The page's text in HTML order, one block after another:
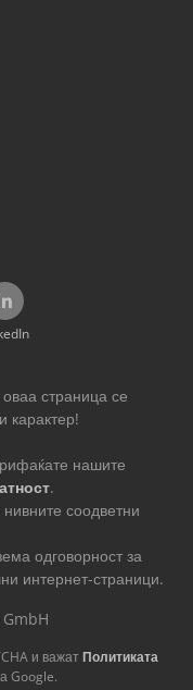
страница се
карактер!
нашите
.
соодветни
одговорност за
интернет-страници.
и важат Политиката
Google.